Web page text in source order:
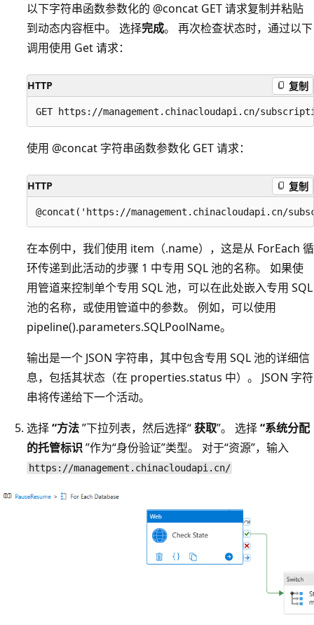
以下字符串函数参数化的 @concat GET 请求复制并粘贴
到动态内容框中。 选择完成。 再次检查状态时，通过以下
调用使用 Get 请求：
HTTP 复制
使用 @concat 字符串函数参数化 GET 请求：
HTTP 复制
在本例中，我们使用 item（.name），这是从 ForEach 循
环传递到此活动的步骤 1 中专用 SQL 池的名称。 如果使
用管道来控制单个专用 SQL 池，可以在此处嵌入专用 SQL
池的名称，或使用管道中的参数。 例如，可以使用
pipeline().parameters.SQLPoolName。
输出是一个 JSON 字符串，其中包含专用 SQL 池的详细信
息，包括其状态（在 properties.status 中）。 JSON 字符
串将传递给下一个活动。
选择“方法”下拉列表，然后选择“获取”。 选择“系统分配
的托管标识”作为“身份验证”类型。 对于“资源”，输入
https://management.chinacloudapi.cn/